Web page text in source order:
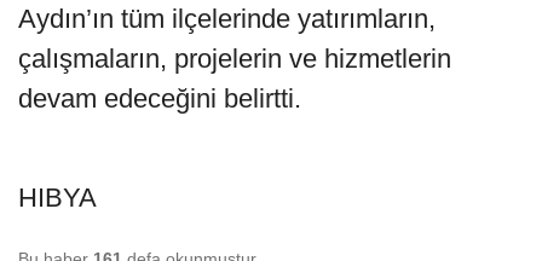
Aydın’ın tüm ilçelerinde yatırımların,
çalışmaların, projelerin ve hizmetlerin
devam edeceğini belirtti.
HIBYA